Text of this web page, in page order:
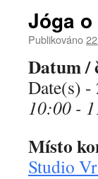
Jóga
Publikováno
Datum /
Date(s) -
10:00 -
Místo
Studio